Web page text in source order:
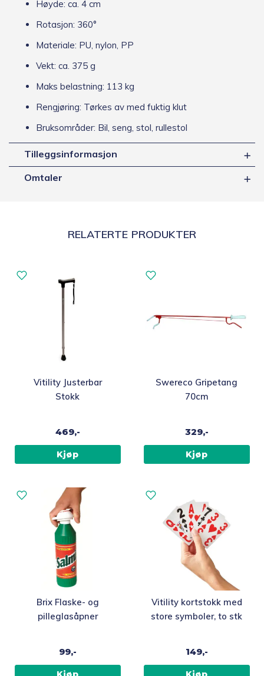
Høyde: ca. 4 cm
Rotasjon: 360°
Materiale: PU, nylon, PP
Vekt: ca. 375 g
Maks belastning: 113 kg
Rengjøring: Tørkes av med fuktig klut
Bruksområder: Bil, seng, stol, rullestol
Tilleggsinformasjon
Omtaler
RELATERTE PRODUKTER
Vitility Justerbar
Stokk
469,-
Kjøp
Swereco Gripetang
70cm
329,-
Kjøp
Brix Flaske- og
pilleglasåpner
99,-
Vitility kortstokk med
store symboler, to stk
149,-